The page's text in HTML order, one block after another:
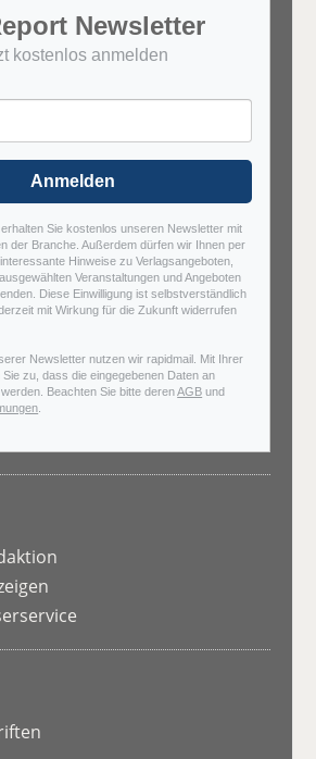
Newsletter
kostenlos anmelden
Anmelden
Sie kostenlos unseren Newsletter mit
der Branche. Außerdem dürfen wir Ihnen per
Hinweise zu Verlagsangeboten,
Veranstaltungen und Angeboten
Diese Einwilligung ist selbstverständlich
mit Wirkung für die Zukunft widerrufen
Newsletter nutzen wir rapidmail. Mit Ihrer
zu, dass die eingegebenen Daten an
Beachten Sie bitte derenAGB und